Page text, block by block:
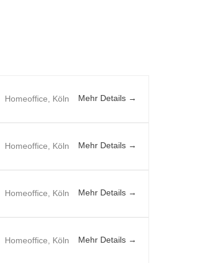
Homeoffice Köln Mehr Details
Homeoffice Köln Mehr Details
Homeoffice Köln Mehr Details
Homeoffice Köln Mehr Details